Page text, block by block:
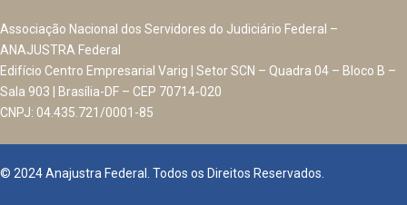
Associação Nacional dos Servidores do Judiciário Federal –
ANAJUSTRA Federal
Edifício Centro Empresarial Varig | Setor SCN – Quadra 04 – Bloco B –
Sala 903 | Brasília-DF – CEP 70714-020
CNPJ: 04.435.721/0001-85
© 2024 Anajustra Federal. Todos os Direitos Reservados.